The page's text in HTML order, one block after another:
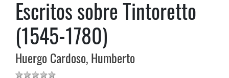
Escritos sobre Tintoretto
(1545-1780)
Huergo Cardoso, Humberto